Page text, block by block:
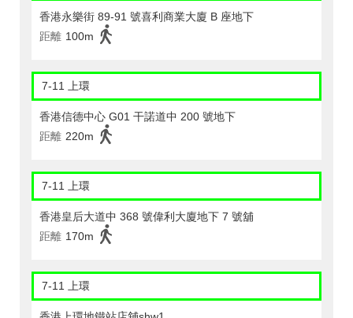
香港永樂街 89-91 號喜利商業大廈 B 座地下
距離 100m
7-11 上環
香港信德中心 G01 干諾道中 200 號地下
距離 220m
7-11 上環
香港皇后大道中 368 號偉利大廈地下 7 號舖
距離 170m
7-11 上環